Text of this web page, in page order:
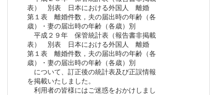
表） 別表 日本における外国人 離婚
第１表 離婚件数，夫の届出時の年齢（各
歳）・妻の届出時の年齢（各歳）別
平成２９年 保管統計表（報告書非掲載
表） 別表 日本における外国人 離婚
第１表 離婚件数，夫の届出時の年齢（各
歳）・妻の届出時の年齢（各歳）別
について、訂正後の統計表及び正誤情報
を掲載いたしました。
利用者の皆様にはご迷惑をおかけしまし